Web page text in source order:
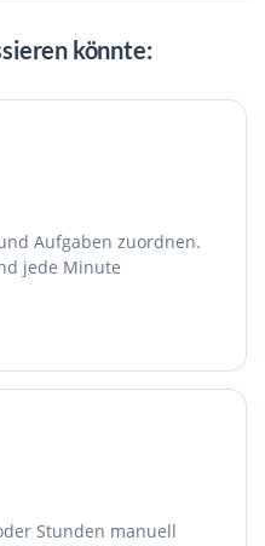
könnte:
Aufgaben zuordnen.
jede Minute
Stunden manuell